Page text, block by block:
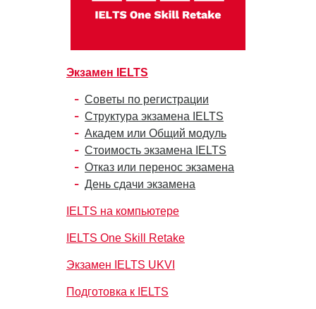
Экзамен IELTS
Советы по регистрации
Структура экзамена IELTS
Академ или Общий модуль
Стоимость экзамена IELTS
Отказ или перенос экзамена
День сдачи экзамена
IELTS на компьютере
IELTS One Skill Retake
Экзамен IELTS UKVI
Подготовка к IELTS